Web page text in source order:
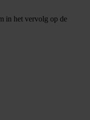
in het vervolg op de